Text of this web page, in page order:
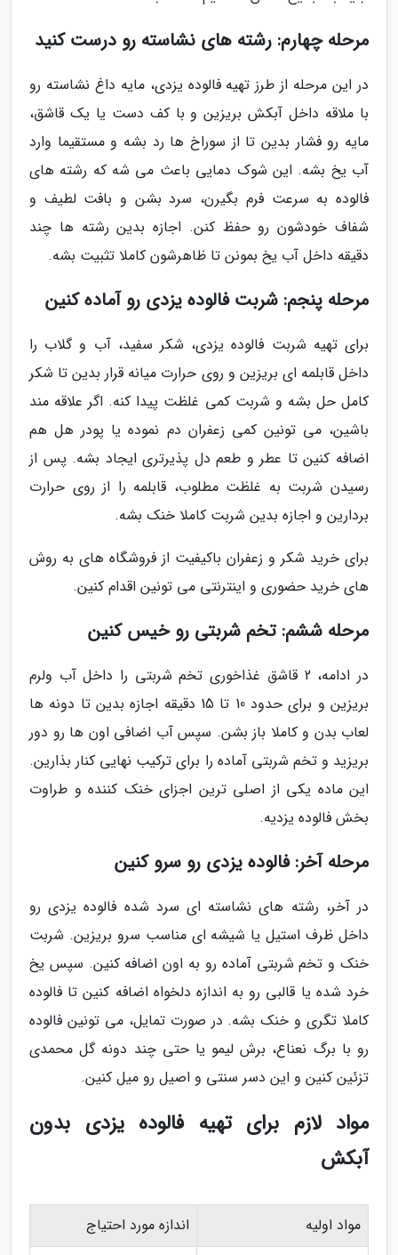
مرحله چهارم: رشته های نشاسته رو درست کنید
در این مرحله از طرز تهیه فالوده یزدی، مایه داغ نشاسته رو
با ملاقه داخل آبکش بریزین و با کف دست یا یک قاشق،
مایه رو فشار بدین تا از سوراخ ها رد بشه و مستقیما وارد
آب یخ بشه. این شوک دمایی باعث می شه که رشته های
فالوده به سرعت فرم بگیرن، سرد بشن و بافت لطیف و
شفاف خودشون رو حفظ کنن. اجازه بدین رشته ها چند
دقیقه داخل آب یخ بمونن تا ظاهرشون کاملا تثبیت بشه.
مرحله پنجم: شربت فالوده یزدی رو آماده کنین
برای تهیه شربت فالوده یزدی، شکر سفید، آب و گلاب را
داخل قابلمه ای بریزین و روی حرارت میانه قرار بدین تا شکر
کامل حل بشه و شربت کمی غلظت پیدا کنه. اگر علاقه مند
باشین، می تونین کمی زعفران دم نموده یا پودر هل هم
اضافه کنین تا عطر و طعم دل پذیرتری ایجاد بشه. پس از
رسیدن شربت به غلظت مطلوب، قابلمه را از روی حرارت
بردارین و اجازه بدین شربت کاملا خنک بشه.
برای خرید شکر و زعفران باکیفیت از فروشگاه های به روش
های خرید حضوری و اینترنتی می تونین اقدام کنین.
مرحله ششم: تخم شربتی رو خیس کنین
در ادامه، 2 قاشق غذاخوری تخم شربتی را داخل آب ولرم
بریزین و برای حدود 10 تا 15 دقیقه اجازه بدین تا دونه ها
لعاب بدن و کاملا باز بشن. سپس آب اضافی اون ها رو دور
بریزید و تخم شربتی آماده را برای ترکیب نهایی کنار بذارین.
این ماده یکی از اصلی ترین اجزای خنک کننده و طراوت
بخش فالوده یزدیه.
مرحله آخر: فالوده یزدی رو سرو کنین
در آخر، رشته های نشاسته ای سرد شده فالوده یزدی رو
داخل ظرف استیل یا شیشه ای مناسب سرو بریزین. شربت
خنک و تخم شربتی آماده رو به اون اضافه کنین. سپس یخ
خرد شده یا قالبی رو به اندازه دلخواه اضافه کنین تا فالوده
کاملا تگری و خنک بشه. در صورت تمایل، می تونین فالوده
رو با برگ نعناع، برش لیمو یا حتی چند دونه گل محمدی
تزئین کنین و این دسر سنتی و اصیل رو میل کنین.
مواد لازم برای تهیه فالوده یزدی بدون
آبکش
مواد اولیه
اندازه مورد احتیاج